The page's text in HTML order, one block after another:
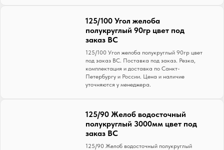
125/100 Угол желоба
полукруглый 90гр цвет под
заказ ВС
125/100 Угол желоба полукруглый 90гр цвет
под заказ ВС. Поставка под заказ. Резка,
комплектация и доставка по Санкт-
Петербургу и России. Цена и наличие
уточняются у менеджера.
125/90 Желоб водосточный
полукруглый 3000мм цвет под
заказ ВС
125/90 Желоб водосточный полукруглый